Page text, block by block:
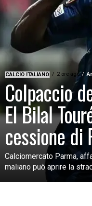
CALCIO ITALIANO 2 ore ago
Colpaccio
El Bilal
cessione di
Calciomercato Parma,
maliano può aprire la